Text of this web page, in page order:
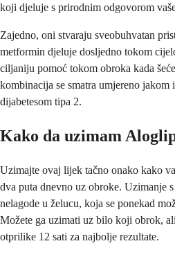
koji djeluje s prirodnim odgovorom
Zajedno, oni stvaraju sveobuhvatan
metformin djeluje dosljedno tokom
ciljaniju pomoć tokom obroka kada
kombinacija se smatra umjereno
dijabetesom tipa 2.
Kako da uzimam
Uzimajte ovaj lijek tačno onako kako
dva puta dnevno uz obroke. Uzimanje
nelagode u želucu, koja se ponekad
Možete ga uzimati uz bilo koji obrok,
otprilike 12 sati za najbolje rezultate.